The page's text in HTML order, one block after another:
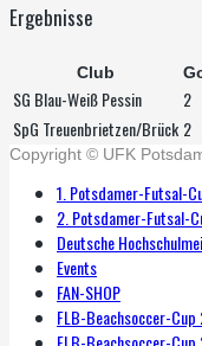
Ergebnisse
Club
SG Blau-Weiß Pessin
2
SpG Treuenbrietzen/Brück 2
Copyright © UFK
1. Potsdamer-Futsal-
2. Potsdamer-Futsal-
Deutsche
Events
FAN-SHOP
FLB-Beachsoccer-Cup